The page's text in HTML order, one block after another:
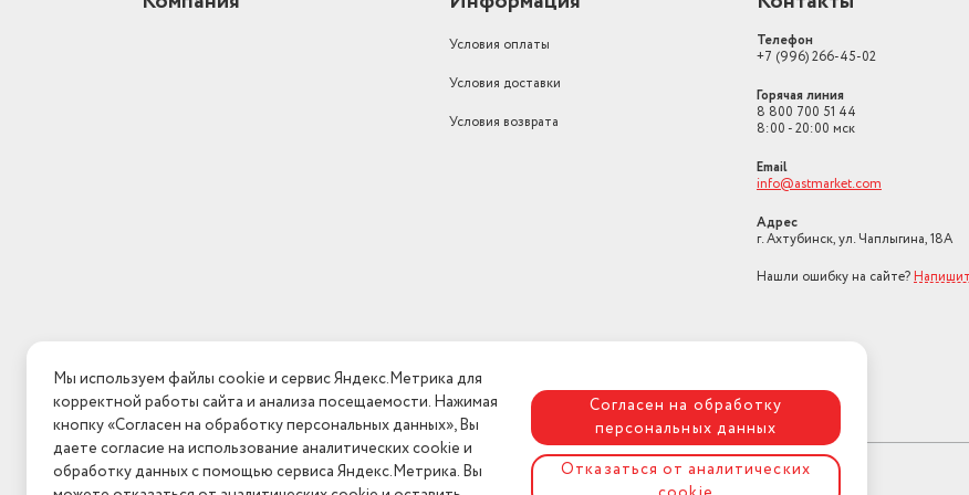
Ширина предмета
Экосистема Умного дома
Xiaomi Mi Home
Установка
настольная
дисплей, индикация работы,
регулировка направления
Тип установки
напольный
Фильтры для климатической
HEPA-фильтр
Индикация очистителя воздуха
индикация
Доп. опции очистителя воздуха
функция ионизации
Режимы работы очистителя
автоматический
угольный
Длина товара в упаковке, в
метрах
0.25
Ширина товара в упаковке, в
0.25
Условия оплаты
Условия доставки
Условия возврата
Телефон
+7 (996) 266-45-02
Горячая линия
8 800 700 51 44
8:00 - 20:00 мск
Email
info@astmarket.com
Адрес
г. Ахтубинск, ул. Чаплыгина, 18А
Нашли ошибку на сайте?
Мы используем файлы cookie и сервис Яндекс.Метрика для
корректной работы сайта и анализа посещаемости. Нажимая
кнопку «Согласен на обработку персональных данных», Вы
даете согласие на использование аналитических cookie и
обработку данных с помощью сервиса Яндекс.Метрика. Вы
Согласен на обработку
персональных данных
Отказаться от аналитических